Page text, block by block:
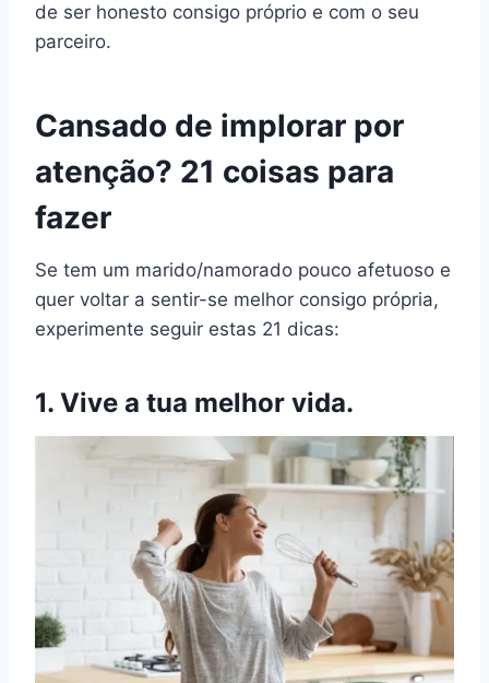
de ser honesto consigo próprio e com o seu
parceiro.
Cansado de implorar por
atenção? 21 coisas para
fazer
Se tem um marido/namorado pouco afetuoso e
quer voltar a sentir-se melhor consigo própria,
experimente seguir estas 21 dicas:
1. Vive a tua melhor vida.